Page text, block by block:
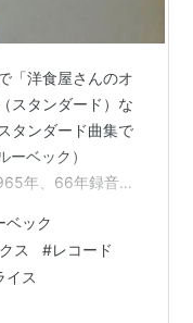
「洋食屋さんのオ
スタンダード）な
タンダード曲集で
ーベック）
年、66年録音）
置いてあるのは、
ルテットの作品
た本作などは愛聴
ベック（p）、ポ
ベック
ス #レコード
イス